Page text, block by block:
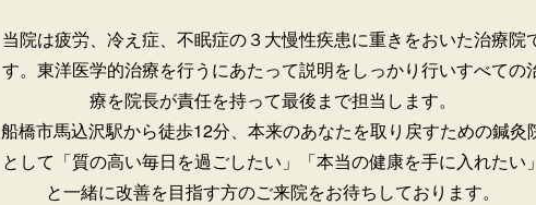
当院は疲労、冷え症、不眠症の３大慢性疾患に重きをおいた治療院
す。 東洋医学的治療を行うにあたって説明をしっかり行いすべての
療を院長が責任を持って最後まで担当します。
船橋市馬込沢駅から徒歩12分、本来のあなたを取り戻すための鍼灸
として「質の高い毎日を過ごしたい」「本当の健康を手に入れたい」
と一緒に改善を目指す方のご来院をお待ちしております。